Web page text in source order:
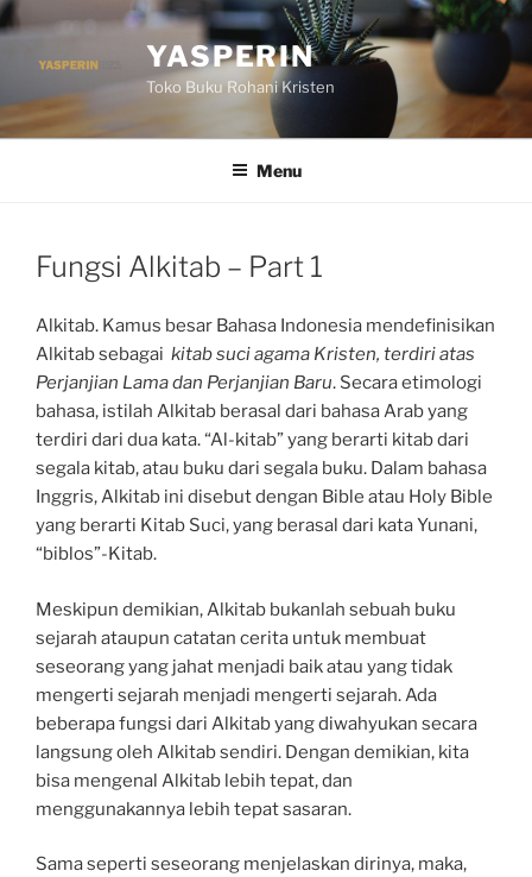
Skip
to
content
YASPERIN
Toko Buku Rohani Kristen
Menu
Fungsi Alkitab – Part 1
Alkitab. Kamus besar Bahasa Indonesia mendefinisikan
Alkitab sebagai kitab suci agama Kristen, terdiri atas
Perjanjian Lama dan Perjanjian Baru. Secara etimologi
bahasa, istilah Alkitab berasal dari bahasa Arab yang
terdiri dari dua kata. “Al-kitab” yang berarti kitab dari
segala kitab, atau buku dari segala buku. Dalam bahasa
Inggris, Alkitab ini disebut dengan Bible atau Holy Bible
yang berarti Kitab Suci, yang berasal dari kata Yunani,
“biblos”-Kitab.
Meskipun demikian, Alkitab bukanlah sebuah buku
sejarah ataupun catatan cerita untuk membuat
seseorang yang jahat menjadi baik atau yang tidak
mengerti sejarah menjadi mengerti sejarah. Ada
beberapa fungsi dari Alkitab yang diwahyukan secara
langsung oleh Alkitab sendiri. Dengan demikian, kita
bisa mengenal Alkitab lebih tepat, dan
menggunakannya lebih tepat sasaran.
Sama seperti seseorang menjelaskan dirinya, maka,